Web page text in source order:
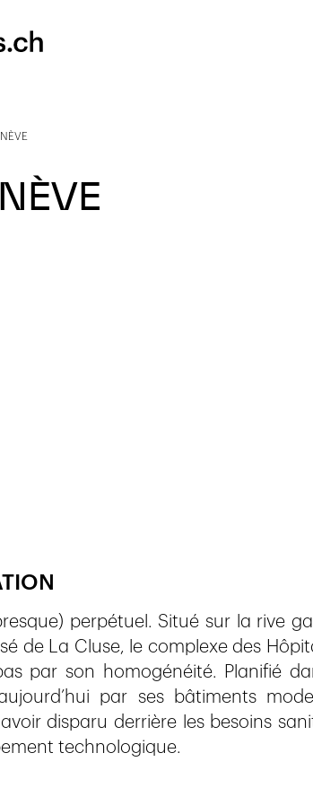
perpétuel. Situé sur la rive
de La Cluse, le complexe des
par son homogénéité. Planifié
aujourd’hui par ses bâtiments
disparu derrière les besoins
technologique.